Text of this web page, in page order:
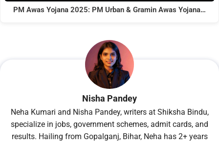
PM Awas Yojana 2025: PM Urban & Gramin Awas Yojana…
Nisha Pandey
Neha Kumari and Nisha Pandey, writers at Shiksha Bindu,
specialize in jobs, government schemes, admit cards, and
results. Hailing from Gopalganj, Bihar, Neha has 2+ years